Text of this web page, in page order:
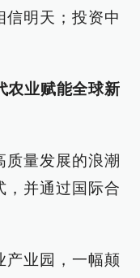
信明天；投资中
农业赋能全球新
质量发展的浪潮
，并通过国际合
产业园，一幅颠